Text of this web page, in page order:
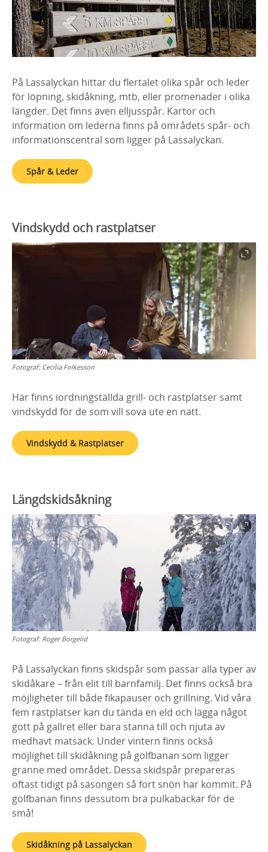
På Lassalyckan hittar du flertalet olika spår och leder
för löpning, skidåkning, mtb, eller promenader i olika
längder. Det finns även elljusspår. Kartor och
information om lederna finns på områdets spår- och
informationscentral som ligger på Lassalyckan.
Spår & Leder
Vindskydd och rastplatser
Fotograf: Cecilia Folkesson
Här finns iordningställda grill- och rastplatser samt
vindskydd för de som vill sova ute en natt.
Vindskydd & Rastplatser
Längdskidsåkning
Fotograf: Roger Borgelid
På Lassalyckan finns skidspår som passar alla typer av
skidåkare – från elit till barnfamilj. Det finns också bra
möjligheter till både fikapauser och grillning. Vid våra
fem rastplatser kan du tända en eld och lägga något
gott på gallret eller bara stanna till och njuta av
medhavt matsäck. Under vintern finns också
möjlighet till skidåkning på golfbanan som ligger
granne med området. Dessa skidspår prepareras
oftast tidigt på säsongen så fort snön har kommit. På
golfbanan finns dessutom bra pulkabackar för de
små!
Skidåkning på Lassalyckan